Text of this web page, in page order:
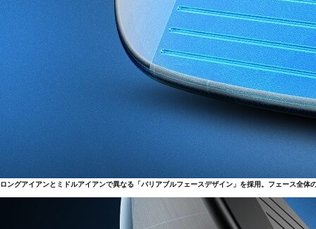
ロングアイアンとミドルアイアンで異なる「バリアブルフェースデザイン」を採用。フェース全